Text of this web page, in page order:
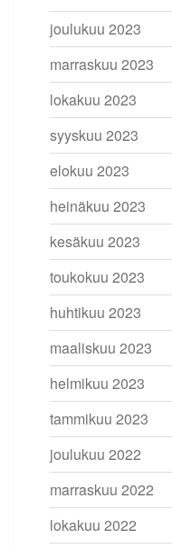
joulukuu 2023
marraskuu 2023
lokakuu 2023
syyskuu 2023
elokuu 2023
heinäkuu 2023
kesäkuu 2023
toukokuu 2023
huhtikuu 2023
maaliskuu 2023
helmikuu 2023
tammikuu 2023
joulukuu 2022
marraskuu 2022
lokakuu 2022